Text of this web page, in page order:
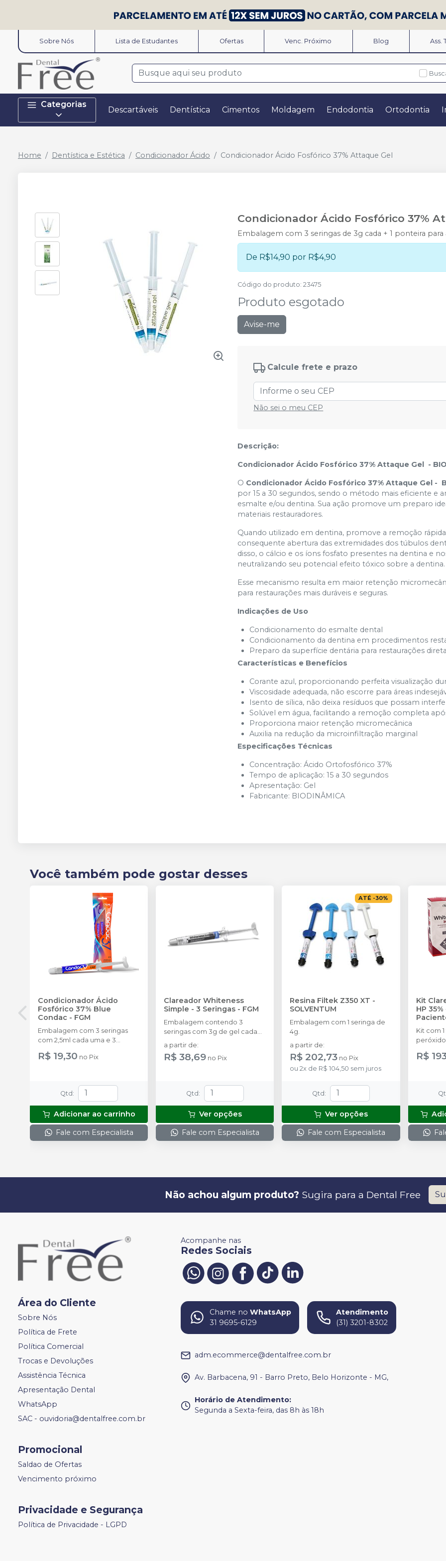
Sobre Nós Lista de Estudantes Ofertas Venc. Próximo Blog Ass.
Categorias
Descartáveis Dentística Cimentos Moldagem Endodontia Ortodontia
Home Dentística e Estética Condicionador Ácido Condicionador Ácido Fosfórico 37% Attaque Gel
Condicionador Ácido Fosfórico 37%
Embalagem com 3 seringas de 3g cada + 1 ponteira para
De R$14,90 por R$4,90
Código do produto:23475
Produto esgotado
Avise-me
Calcule frete e prazo
Não sei o meu CEP
Descrição:
Condicionador Ácido Fosfórico 37% Attaque Gel -
O Condicionador Ácido Fosfórico 37% Attaque Gel -
por 15 a 30 segundos, sendo o método mais eficiente
esmalte e/ou dentina. Sua ação promove um preparo
materiais restauradores.
Quando utilizado em dentina, promove a remoção
consequente abertura das extremidades dos túbulos
disso, o cálcio e os íons fosfato presentes na dentina e
neutralizando seu potencial efeito tóxico sobre a dentina.
Esse mecanismo resulta em maior retenção
para restaurações mais duráveis e seguras.
Indicações de Uso
Condicionamento do esmalte dental
Condicionamento da dentina em procedimentos
Preparo da superfície dentária para restaurações
Características e Benefícios
Corante azul, proporcionando perfeita visualização
Viscosidade adequada, não escorre para áreas
Isento de sílica, não deixa resíduos que possam
Solúvel em água, facilitando a remoção completa
Proporciona maior retenção micromecânica
Auxilia na redução da microinfiltração marginal
Especificações Técnicas
Concentração: Ácido Ortofosfórico 37%
Tempo de aplicação: 15 a 30 segundos
Apresentação: Gel
Fabricante: BIODINÂMICA
Você também pode gostar desses
Condicionador Ácido
Fosfórico 37% Blue
Condac - FGM
Embalagem com 3 seringas
com 2,5ml cada uma e 3
ponteiras para aplicação.
R$ 19,30 no Pix
Qtd :
Adicionar ao carrinho
Fale com Especialista
Clareador Whiteness
Simple - 3 Seringas - FGM
Embalagem contendo 3
seringas com 3g de gel cada
a partir de:
R$ 38,69 no Pix
Qtd :
Ver opções
Fale com Especialista
ATÉ -30%
Resina Filtek Z350 XT -
SOLVENTUM
Embalagem com 1 seringa de
4g.
a partir de:
R$ 202,73 no Pix
ou 2x de R$ 104,50 sem juros
Qtd :
Ver opções
Fale com Especialista
Kit
HP
Kit com
de
preparo
com 2g.
R$
Não achou algum produto? Sugira para a Dental Free
Área do Cliente
Sobre Nós
Política de Frete
Política Comercial
Trocas e Devoluções
Assistência Técnica
Apresentação Dental
WhatsApp
SAC - ouvidoria@dentalfree.com.br
Promocional
Saldao de Ofertas
Vencimento próximo
Privacidade e Segurança
Política de Privacidade - LGPD
Acompanhe nas
Redes Sociais
Chame no WhatsApp
31 9695-6129
Atendimento
(31) 3201-8302
adm.ecommerce@dentalfree.com.br
Av. Barbacena, 91 - Barro Preto, Belo Horizonte - MG,
Horário de Atendimento:
Segunda a Sexta-feira, das 8h às 18h